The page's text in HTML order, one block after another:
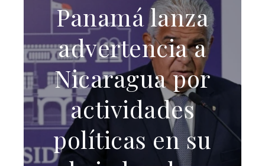
Panamá lanza
advertencia a
Nicaragua por
actividades
políticas en su